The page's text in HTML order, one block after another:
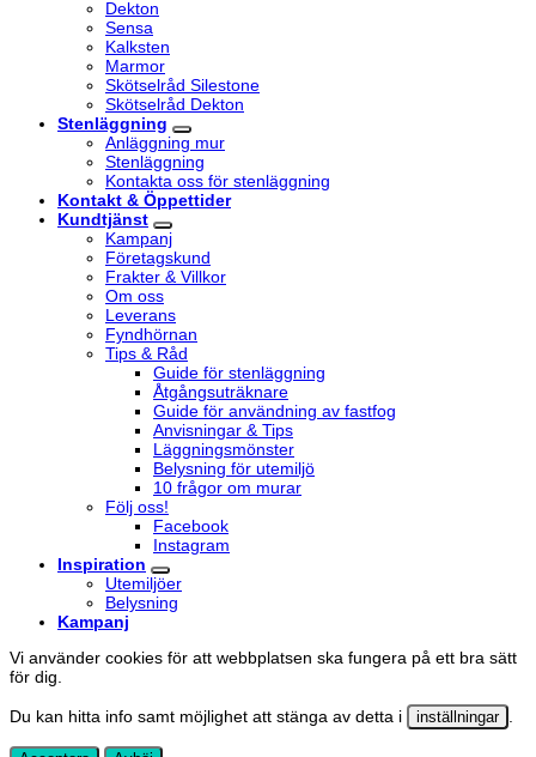
Dekton
Sensa
Kalksten
Marmor
Skötselråd Silestone
Skötselråd Dekton
Stenläggning
Anläggning mur
Stenläggning
Kontakta oss för stenläggning
Kontakt & Öppettider
Kundtjänst
Kampanj
Företagskund
Frakter & Villkor
Om oss
Leverans
Fyndhörnan
Tips & Råd
Guide för stenläggning
Åtgångsuträknare
Guide för användning av fastfog
Anvisningar & Tips
Läggningsmönster
Belysning för utemiljö
10 frågor om murar
Följ oss!
Facebook
Instagram
Inspiration
Utemiljöer
Belysning
Kampanj
Vi använder cookies för att webbplatsen ska fungera på ett bra sätt
för dig.
Du kan hitta info samt möjlighet att stänga av detta i inställningar